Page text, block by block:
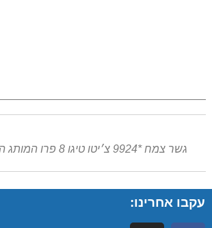
גשר צמח *9924 צ׳יטו טיגו 8 פרו המותג הסיני הגיע לצפון
עקבו אחרינו: